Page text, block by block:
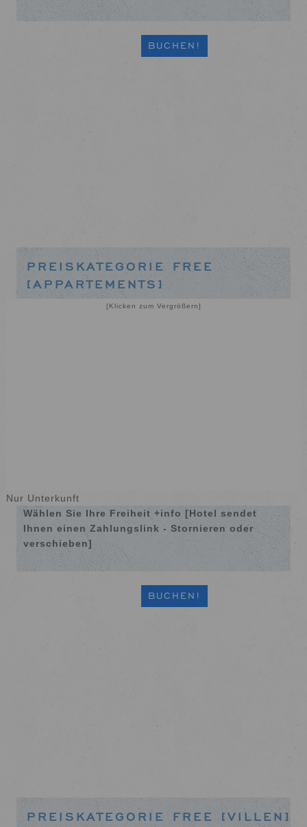
BUCHEN!
PREISKATEGORIE FREE
[APPARTEMENTS]
[Klicken zum Vergrößern]
Nur Unterkunft
Wählen Sie Ihre Freiheit +info [Hotel sendet
Ihnen einen Zahlungslink - Stornieren oder
verschieben]
BUCHEN!
PREISKATEGORIE FREE [VILLEN]